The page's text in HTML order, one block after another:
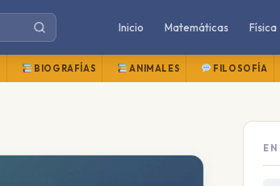
Inicio Matemáticas Física
BIOGRAFÍAS ANIMALES FILOSOFÍA